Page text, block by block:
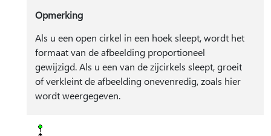
Opmerking
Als u een open cirkel in een hoek sleept, wordt het
formaat van de afbeelding proportioneel
gewijzigd. Als u een van de zijcirkels sleept, groeit
of verkleint de afbeelding onevenredig, zoals hier
wordt weergegeven.